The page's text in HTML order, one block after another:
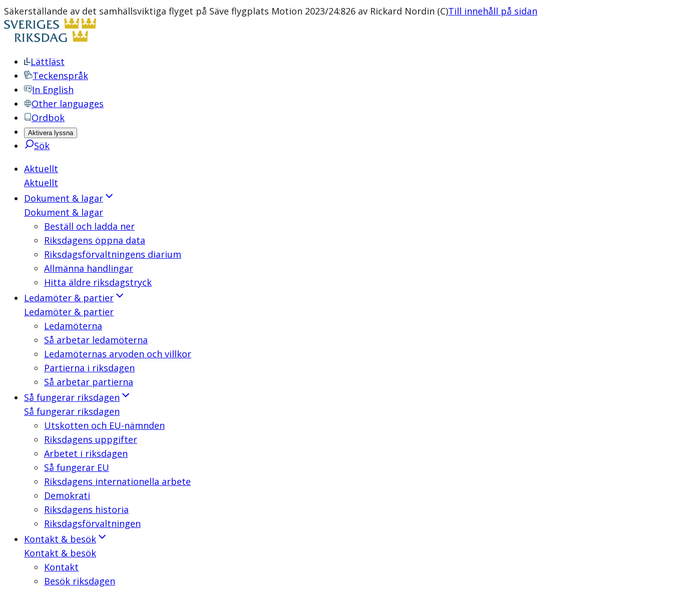
Säkerställande av det samhällsviktiga flyget på Säve flygplats Motion 2023/24:826 av Rickard Nordin (C)Till innehåll på sidan
Lättläst
Teckenspråk
In English
Other languages
Ordbok
Aktivera lyssna
Sök
Aktuellt
Aktuellt
Dokument & lagar
Dokument & lagar
Beställ och ladda ner
Riksdagens öppna data
Riksdagsförvaltningens diarium
Allmänna handlingar
Hitta äldre riksdagstryck
Ledamöter & partier
Ledamöter & partier
Ledamöterna
Så arbetar ledamöterna
Ledamöternas arvoden och villkor
Partierna i riksdagen
Så arbetar partierna
Så fungerar riksdagen
Så fungerar riksdagen
Utskotten och EU-nämnden
Riksdagens uppgifter
Arbetet i riksdagen
Så fungerar EU
Riksdagens internationella arbete
Demokrati
Riksdagens historia
Riksdagsförvaltningen
Kontakt & besök
Kontakt & besök
Kontakt
Besök riksdagen